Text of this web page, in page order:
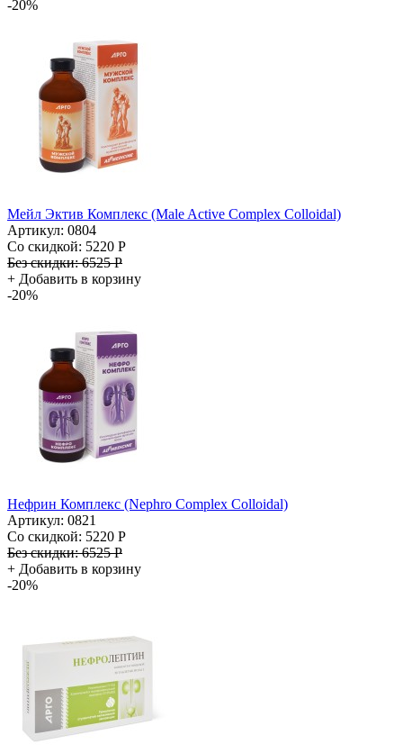
-20%
Мейл Эктив Комплекс (Male Active Complex Colloidal)
Артикул: 0804
Со скидкой: 5220 Р
Без скидки:6525 Р
+ Добавить в корзину
-20%
Нефрин Комплекс (Nephro Complex Colloidal)
Артикул: 0821
Со скидкой: 5220 Р
Без скидки:6525 Р
+ Добавить в корзину
-20%